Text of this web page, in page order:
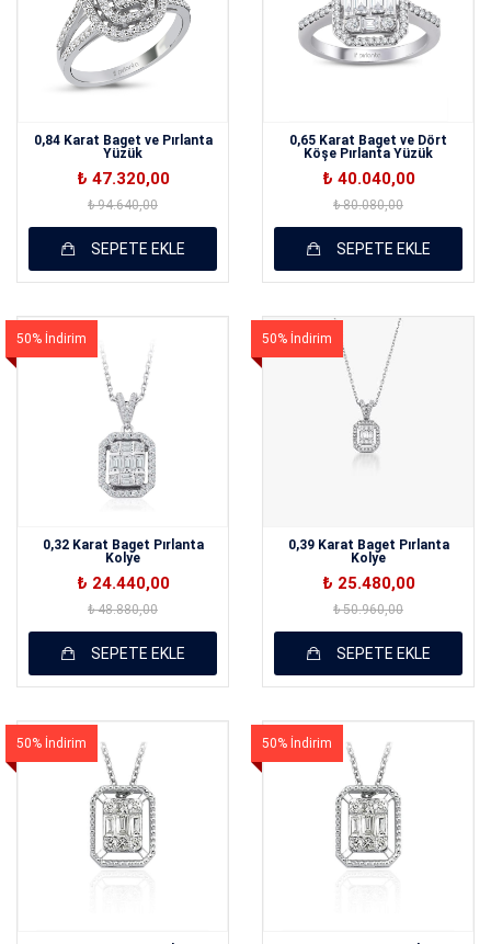
0,84 Karat Baget ve Pırlanta
Yüzük
₺ 47.320,00
₺ 94.640,00
SEPETE EKLE
0,65 Karat Baget ve Dört
Köşe Pırlanta Yüzük
₺ 40.040,00
₺ 80.080,00
SEPETE EKLE
50% İndirim
0,32 Karat Baget Pırlanta
Kolye
₺ 24.440,00
₺ 48.880,00
SEPETE EKLE
50% İndirim
0,39 Karat Baget Pırlanta
Kolye
₺ 25.480,00
₺ 50.960,00
SEPETE EKLE
50% İndirim 50% İndirim